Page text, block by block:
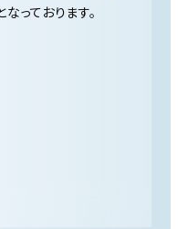
っております。